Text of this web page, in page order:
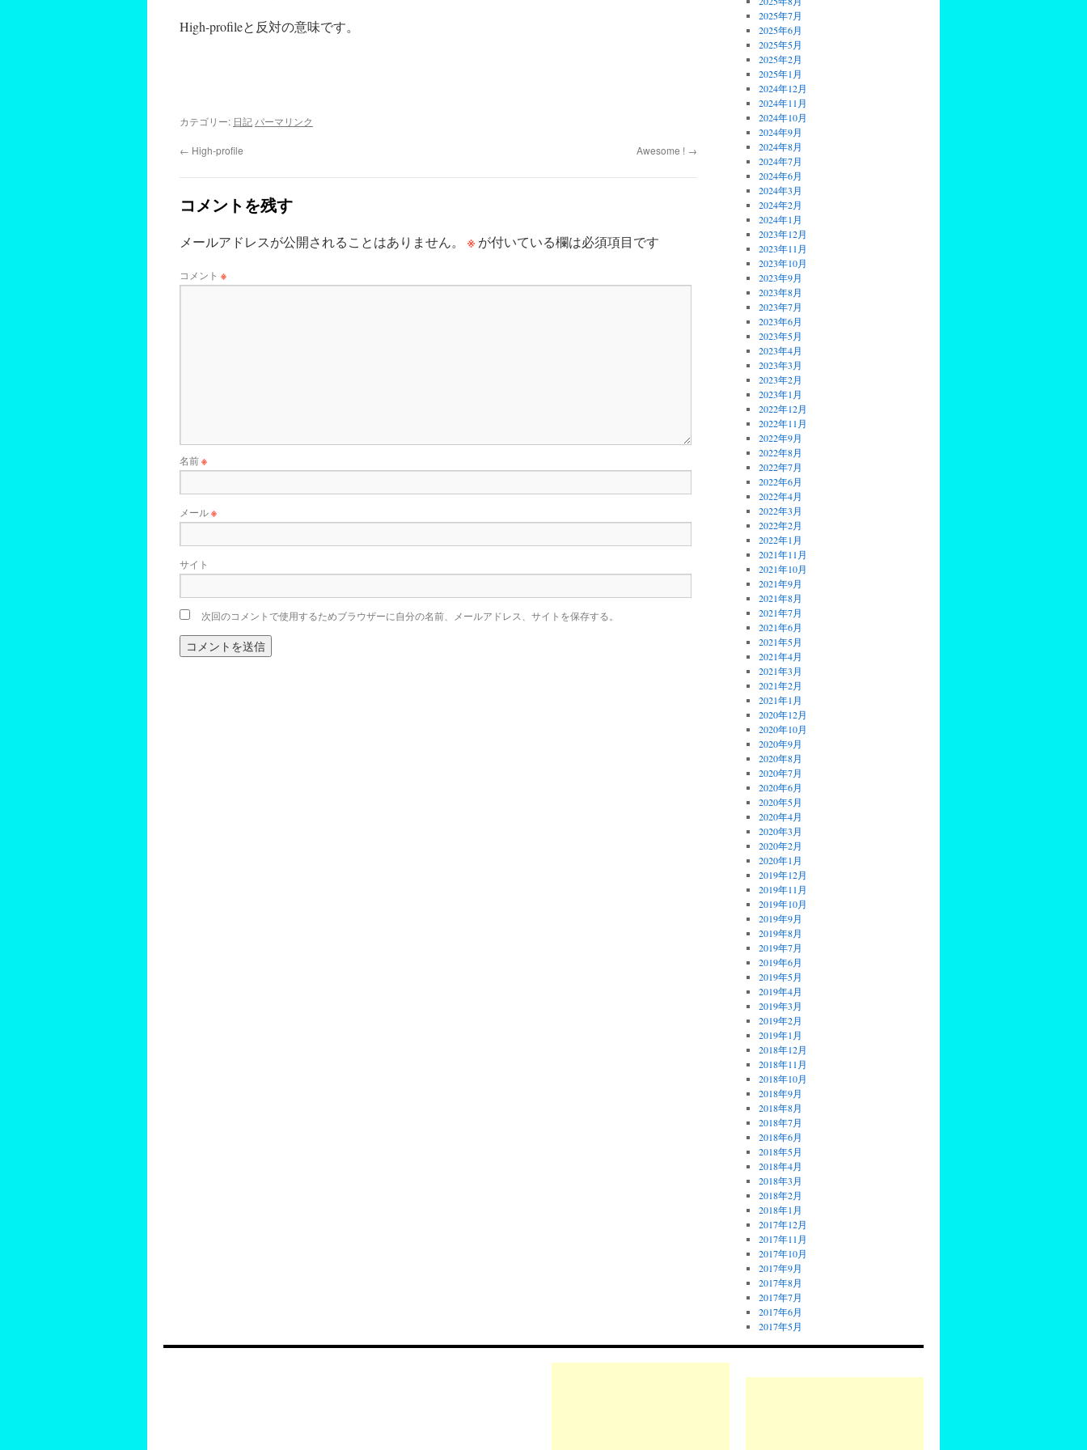
High-profileと反対の意味です。
カテゴリー: 日記 パーマリンク
← High-profile Awesome ! →
コメントを残す
メールアドレスが公開されることはありません。 ※ が付いている欄は必須項目です
コメント ※
名前※
メール※
サイト
次回のコメントで使用するためブラウザーに自分の名前、メールアドレス、サイトを保存する。
2025年7月
2025年6月
2025年5月
2025年2月
2025年1月
2024年12月
2024年11月
2024年10月
2024年9月
2024年8月
2024年7月
2024年6月
2024年3月
2024年2月
2024年1月
2023年12月
2023年11月
2023年10月
2023年9月
2023年8月
2023年7月
2023年6月
2023年5月
2023年4月
2023年3月
2023年2月
2023年1月
2022年12月
2022年11月
2022年9月
2022年8月
2022年7月
2022年6月
2022年4月
2022年3月
2022年2月
2022年1月
2021年11月
2021年10月
2021年9月
2021年8月
2021年7月
2021年6月
2021年5月
2021年4月
2021年3月
2021年2月
2021年1月
2020年12月
2020年10月
2020年9月
2020年8月
2020年7月
2020年6月
2020年5月
2020年4月
2020年3月
2020年2月
2020年1月
2019年12月
2019年11月
2019年10月
2019年9月
2019年8月
2019年7月
2019年6月
2019年5月
2019年4月
2019年3月
2019年2月
2019年1月
2018年12月
2018年11月
2018年10月
2018年9月
2018年8月
2018年7月
2018年6月
2018年5月
2018年4月
2018年3月
2018年2月
2018年1月
2017年12月
2017年11月
2017年10月
2017年9月
2017年8月
2017年7月
2017年6月
2017年5月